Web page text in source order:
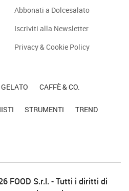
Abbonati a Dolcesalato
Iscriviti alla Newsletter
Privacy & Cookie Policy
GELATO CAFFÈ & CO.
STRUMENTI TREND
FOOD S.r.l. - Tutti i diritti di